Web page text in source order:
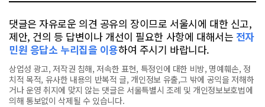
댓글은 자유로운 의견 공유의 장이므로 서울시에 대한 신고,
제안, 건의 등 답변이나 개선이 필요한 사항에 대해서는 전자
민원 응답소 누리집을 이용하여 주시기 바랍니다.
상업성 광고, 저작권 침해, 저속한 표현, 특정인에 대한 비방, 명예훼손, 정
치적 목적, 유사한 내용의 반복적 글, 개인정보 유출,그 밖에 공익을 저해하
거나 운영 취지에 맞지 않는 댓글은 서울특별시 조례 및 개인정보보호법에
의해 통보없이 삭제될 수 있습니다.